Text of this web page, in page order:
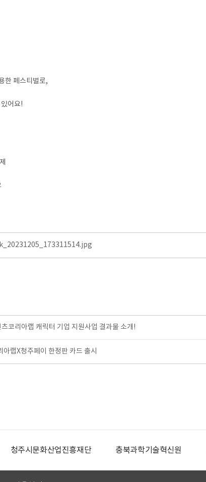
한 페스티벌로,
어요!
코리아랩 캐릭터 기업 지원사업 결과물 소개!
아랩X청주페이 한정판 카드 출시
청주시문화산업진흥재단 충북과학기술혁신원